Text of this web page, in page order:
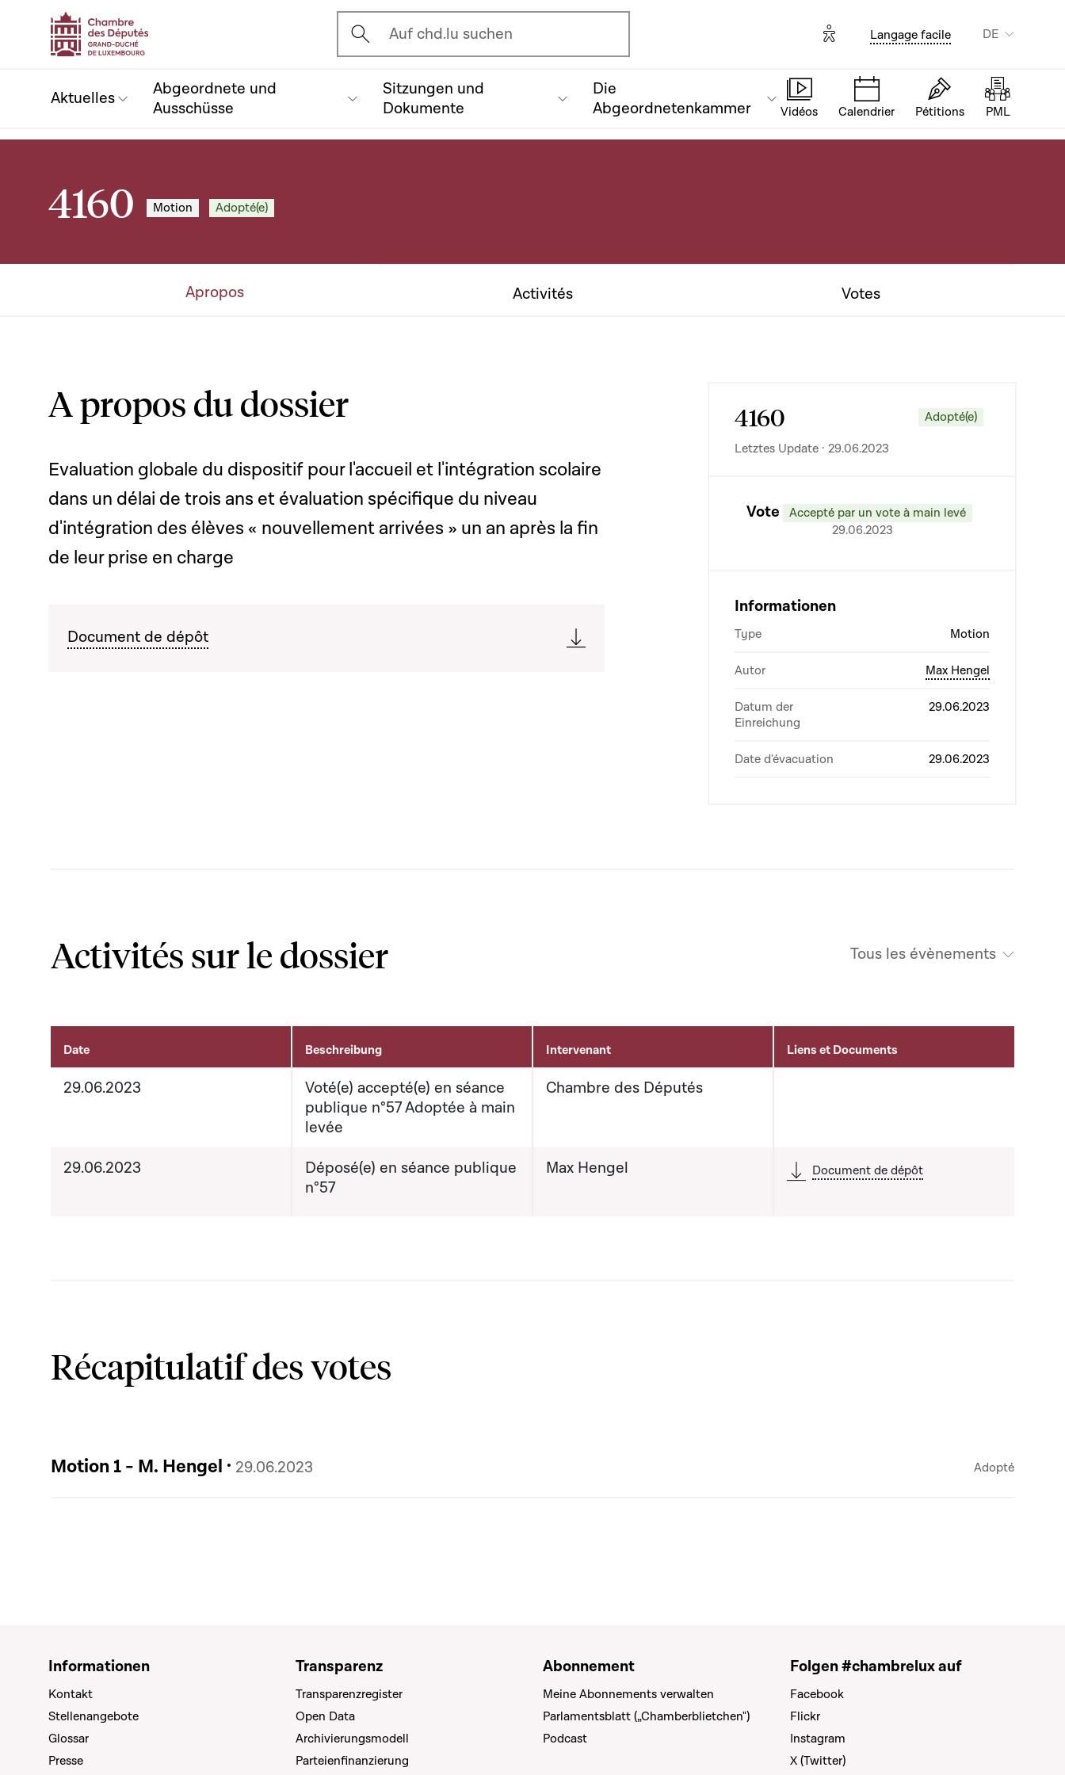
Ouvrir l'écran de recherche
Auf chd.lu suchen Options d'accessibilité
Langage facile DE
Aktuelles
Abgeordnete und
Ausschüsse
Sitzungen und
Dokumente
Die
Abgeordnetenkammer
Vidéos Calendrier Pétitions PML
4160 Motion Adopté(e)
Apropos Activités Votes
A propos du dossier
Evaluation globale du dispositif pour l'accueil et l'intégration scolaire
dans un délai de trois ans et évaluation spécifique du niveau
d'intégration des élèves « nouvellement arrivées » un an après la fin
de leur prise en charge
Document de dépôt
4160 Adopté(e)
Letztes Update · 29.06.2023
Vote
Accepté par un vote à main levé
29.06.2023
Informationen
Type Motion
Autor Max Hengel
Datum der
Einreichung
29.06.2023
Date d'évacuation 29.06.2023
Activités sur le dossier Tous les évènements
Activités sur le dossier
Date Beschreibung Intervenant Liens et Documents
29.06.2023
Voté(e) accepté(e) en séance
publique n°57 Adoptée à main
levée
Chambre des Députés
29.06.2023
Déposé(e) en séance publique
n°57
Max Hengel Document de dépôt
Récapitulatif des votes
Motion 1 - M. Hengel · 29.06.2023 Adopté
Informationen
Kontakt
Stellenangebote
Glossar
Presse
Transparenz
Transparenzregister
Open Data
Archivierungsmodell
Parteienfinanzierung
Abonnement
Meine Abonnements verwalten
Parlamentsblatt („Chamberblietchen")
Podcast
Folgen #chambrelux auf
Facebook
Flickr
Instagram
X (Twitter)